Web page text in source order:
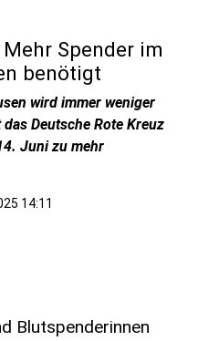
Spender im
benötigt
wird immer weniger
Deutsche Rote Kreuz
Juni zu mehr
14:11
Blutspenderinnen